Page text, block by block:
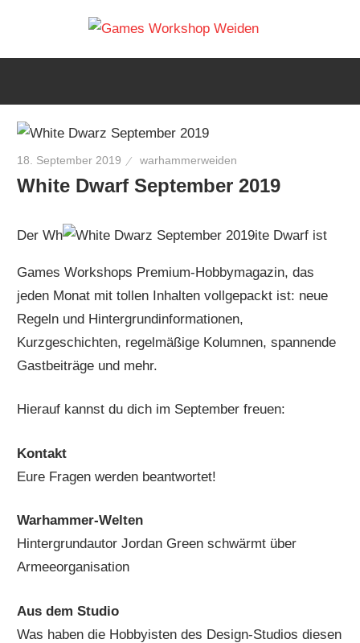
springen
Spiele
Shop
Laden
Weiden
18. September 2019 warhammerweiden
White Dwarf September 2019
Der Wh ite Dwarf ist
Games Workshops Premium-Hobbymagazin, das
jeden Monat mit tollen Inhalten vollgepackt ist: neue
Regeln und Hintergrundinformationen,
Kurzgeschichten, regelmäßige Kolumnen, spannende
Gastbeiträge und mehr.
Hierauf kannst du dich im September freuen:
Kontakt
Eure Fragen werden beantwortet!
Warhammer-Welten
Hintergrundautor Jordan Green schwärmt über
Armeeorganisation
Aus dem Studio
Was haben die Hobbyisten des Design-Studios diesen